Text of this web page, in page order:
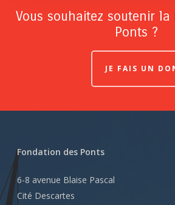
Vous souhaitez soutenir la
Ponts ?
JE FAIS UN
Fondation des Ponts
6-8 avenue Blaise Pascal
Cité Descartes